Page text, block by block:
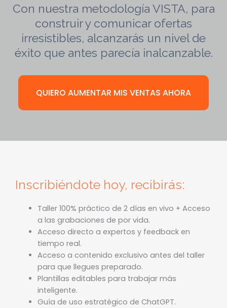
Con nuestra metodología VISTA, para
construir y comunicar ofertas
irresistibles, alcanzarás un nivel de
éxito que antes parecía inalcanzable.
QUIERO AUMENTAR MIS VENTAS AHORA
Inscribiéndote hoy, recibirás:
Taller 100% práctico de 2 días en vivo + Acceso
a las grabaciones de por vida.
Acceso directo a expertos y feedback en
tiempo real.
Acceso a contenido exclusivo antes del taller
para que llegues preparado.
Plantillas editables para trabajar más
inteligente.
Guía de uso estratégico de ChatGPT.